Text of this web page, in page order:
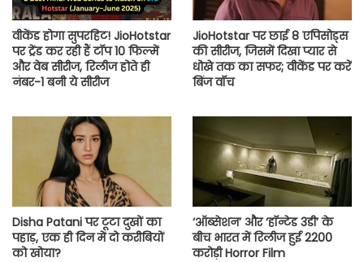
वीकेंड होगा सुपरहिट! JioHotstar
पर ट्रेंड कर रही हैं टॉप 10 फिल्में
और वेब सीरीज, रिलीज होते ही
नंबर-1 बनी ये सीरीज
JioHotstar पर छाई 8 एपिसोड्स
की सीरीज, जिसमें दिखा प्यार से
धोखे तक का सफर; वीकेंड पर करें
बिंज वॉच
Disha Patani पर टूटा दुखों का
पहाड़, एक ही दिन में दो करीबियों
को खोया?
‘ऑब्सेशन’ और ‘हॉन्टेड 3डी’ के
बीच भारत में रिलीज हुई 2200
करोड़ी Horror Film